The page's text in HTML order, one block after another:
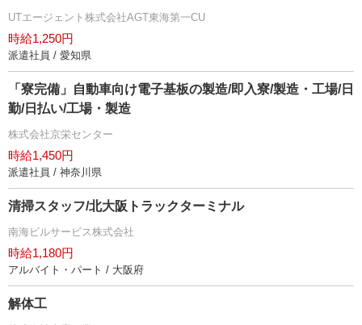
UTエージェント株式会社AGT東海第一CU
時給1,250円
派遣社員 / 愛知県
「寮完備」自動車向け電子基板の製造/即入寮/製造・工場/日
勤/日払い/工場・製造
株式会社京栄センター
時給1,450円
派遣社員 / 神奈川県
清掃スタッフ/北大阪トラックターミナル
南海ビルサービス株式会社
時給1,180円
アルバイト・パート / 大阪府
解体工